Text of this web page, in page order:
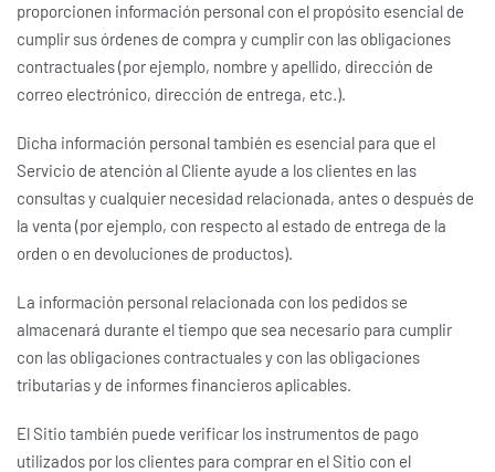
proporcionen información personal con el propósito esencial de
cumplir sus órdenes de compra y cumplir con las obligaciones
contractuales (por ejemplo, nombre y apellido, dirección de
correo electrónico, dirección de entrega, etc.).
Dicha información personal también es esencial para que el
Servicio de atención al Cliente ayude a los clientes en las
consultas y cualquier necesidad relacionada, antes o después de
la venta (por ejemplo, con respecto al estado de entrega de la
orden o en devoluciones de productos).
La información personal relacionada con los pedidos se
almacenará durante el tiempo que sea necesario para cumplir
con las obligaciones contractuales y con las obligaciones
tributarias y de informes financieros aplicables.
El Sitio también puede verificar los instrumentos de pago
utilizados por los clientes para comprar en el Sitio con el